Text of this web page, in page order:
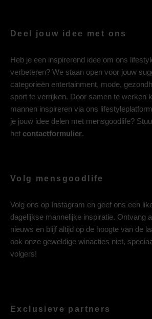
Deel jouw idee met ons
Heb je een inspirerend idee om ons
verbeteren? We staan open voor jouw
categorieën entertainment, mode,
sport te verrijken. Door samen te werken
mannen inspireren via ons
je jouw idee delen met mensgoodlife?
het contactformulier.
Volg mensgoodlife
Volg ons op Instagram en geef ons een
dagelijkse mannelijke inspiratie. Ontvang
nieuws en blijf altijd op de hoogte van de
ook onze geweldige winacties niet,
volgers!
Exclusieve partners